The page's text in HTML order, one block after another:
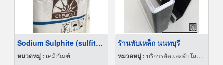
Sodium Sulphite (sulfite) โซเดียมซัลไฟต์
หมวดหมู่ : เคมีภัณฑ์
ร้านพับเหล็ก นนทบุรี
หมวดหมู่ : บริการตัดและพับโลหะด้วยเลเซอร์